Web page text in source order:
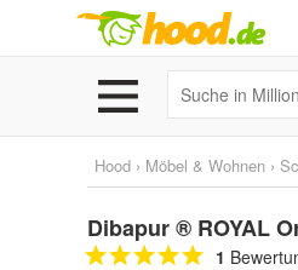
Hood › Möbel & Wohnen ›
Dibapur ® ROYAL
1